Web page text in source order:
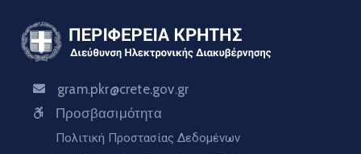
gram.pkr@crete.gov.gr
Προσβασιμότητα
Πολιτική Προστασίας Δεδομένων